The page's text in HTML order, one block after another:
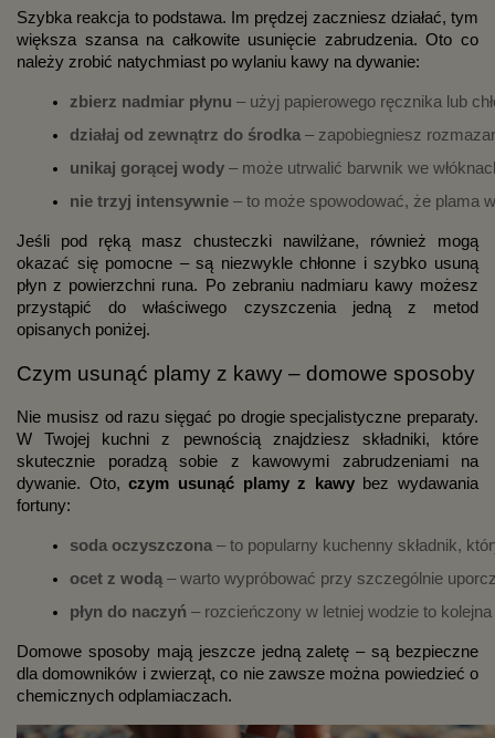
Szybka reakcja to podstawa. Im prędzej zaczniesz działać, tym
większa szansa na całkowite usunięcie zabrudzenia. Oto co
należy zrobić natychmiast po wylaniu kawy na dywanie:
zbierz nadmiar płynu – użyj papierowego ręcznika lub
działaj od zewnątrz do środka – zapobiegniesz
unikaj gorącej wody – może utrwalić barwnik we
nie trzyj intensywnie – to może spowodować, że plama
Jeśli pod ręką masz chusteczki nawilżane, również mogą
okazać się pomocne – są niezwykle chłonne i szybko usuną
płyn z powierzchni runa. Po zebraniu nadmiaru kawy możesz
przystąpić do właściwego czyszczenia jedną z metod
opisanych poniżej.
Czym usunąć plamy z kawy – domowe sposoby
Nie musisz od razu sięgać po drogie specjalistyczne preparaty.
W Twojej kuchni z pewnością znajdziesz składniki, które
skutecznie poradzą sobie z kawowymi zabrudzeniami na
dywanie. Oto,czym usunąć plamy z kawybez wydawania
fortuny:
soda oczyszczona – to popularny kuchenny składnik,
ocet z wodą – warto wypróbować przy szczególnie
płyn do naczyń – rozcieńczony w letniej wodzie to
Domowe sposoby mają jeszcze jedną zaletę – są bezpieczne
dla domowników i zwierząt, co nie zawsze można powiedzieć o
chemicznych odplamiaczach.